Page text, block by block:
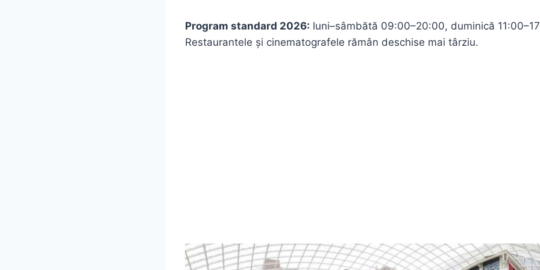
Program standard 2026: luni–sâmbătă 09:00–20:00, duminică
Restaurantele și cinematografele rămân deschise mai târziu.